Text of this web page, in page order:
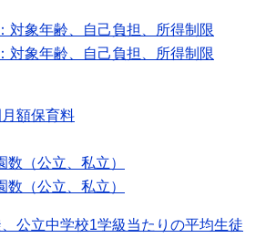
対象年齢、自己負担、所得制限
対象年齢、自己負担、所得制限
額保育料
（公立、私立）
（公立、私立）
公立中学校1学級当たりの平均生徒